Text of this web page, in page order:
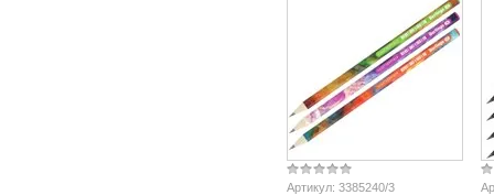
Артикул: 3385240/3